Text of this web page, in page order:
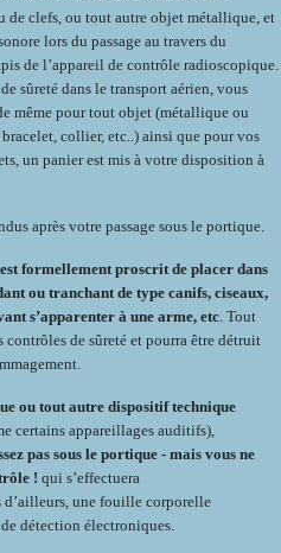
de clefs, ou tout autre objet métallique, et
lors du passage au travers du
de l’appareil de contrôle radioscopique.
sûreté dans le transport aérien, vous
même pour tout objet (métallique ou
collier, etc..) ainsi que pour vos
un panier est mis à votre disposition à
après votre passage sous le portique.
formellement proscrit de placer dans
ou tranchant de type canifs, ciseaux,
s’apparenter à une arme, etc. Tout
de sûreté et pourra être détruit
ou tout autre dispositif technique
certains appareillages auditifs),
pas sous le portique - mais vous ne
! qui s’effectuera
d’ailleurs, une fouille corporelle
détection électroniques.